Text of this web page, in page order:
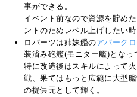
事ができる。
イベント前なので資源を貯め
ントのためレベル上げしたい
ロバーツは姉妹艦のアバーク
装済み砲艦(モニター艦)となっ
特に改造後はスキルによって
戦、果てはもっと広範に大型
の提供元として輝く。